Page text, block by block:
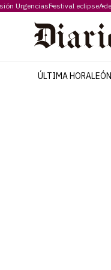
UrgenciasFestival eclipse
ÚLTIMA HORALEÓN